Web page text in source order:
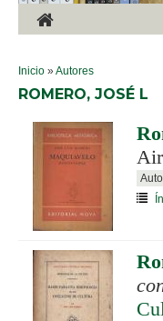
SE ENCUENTRA USTED
Inicio »Autores
ROMERO, JOSÉ L